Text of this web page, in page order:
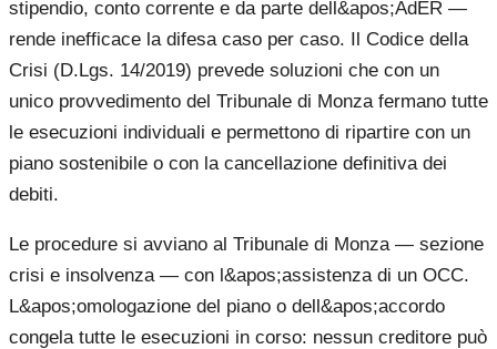
stipendio, conto corrente e da parte dell&apos;AdER —
rende inefficace la difesa caso per caso. Il Codice della
Crisi (D.Lgs. 14/2019) prevede soluzioni che con un
unico provvedimento del Tribunale di Monza fermano tutte
le esecuzioni individuali e permettono di ripartire con un
piano sostenibile o con la cancellazione definitiva dei
debiti.
Le procedure si avviano al Tribunale di Monza — sezione
crisi e insolvenza — con l&apos;assistenza di un OCC.
L&apos;omologazione del piano o dell&apos;accordo
congela tutte le esecuzioni in corso: nessun creditore può